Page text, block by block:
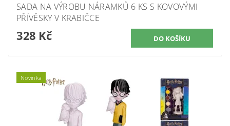
SADA NA VÝROBU NÁRAMKŮ 6 KS S KOVOVÝMI
PŘÍVĚSKY V KRABIČCE
328 Kč
Novinka